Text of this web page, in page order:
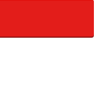
の余裕を持って動